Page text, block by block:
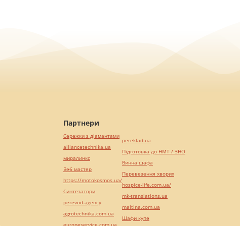
Партнери
Сережки з діамантами
alliancetechnika.ua
миралинкс
Веб мастер
https://motokosmos.ua/
Синтезатори
perevod.agency
agrotechnika.com.ua
europeservice.com.ua
pereklad.ua
Підготовка до НМТ / ЗНО
Винна шафа
Перевезення хворих
hospice-life.com.ua/
mk-translations.ua
maltina.com.ua
Шафи купе